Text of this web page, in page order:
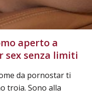
aperto a
sex senza limiti
da pornostar ti
troia. Sono alla